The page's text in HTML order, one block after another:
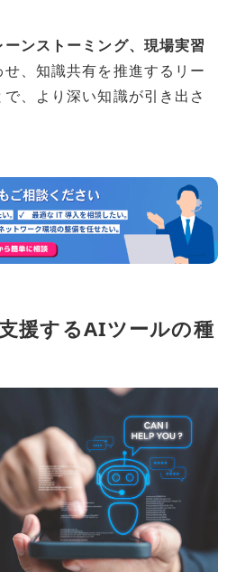
ンストーミング、現場実習
、知識共有を推進するリー
、より深い知識が引き出さ
援するAIツールの種